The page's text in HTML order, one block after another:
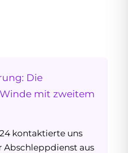
Die
mit zweitem
kontaktierte uns
Abschleppdienst aus